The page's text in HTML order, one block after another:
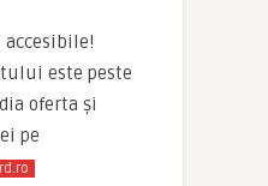
accesibile!
este peste
oferta și
pe